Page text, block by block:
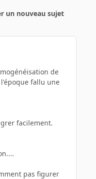
un nouveau sujet
de
fallu une
facilement.
pas figurer